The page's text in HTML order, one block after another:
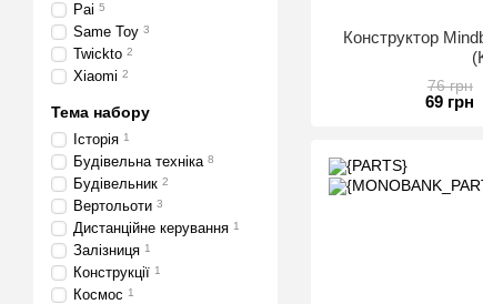
Конструктор
76 грн
69 грн
Pai 5
Same Toy 3
Twickto 2
Xiaomi 2
Тема набору
Історія 1
Будівельна техніка 8
Будівельник 2
Вертольоти 3
Дистанційне керування 1
Залізниця 1
Конструкції 1
Космос 1